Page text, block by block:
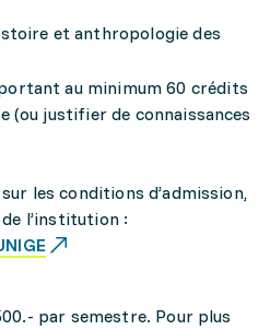
et anthropologie des
au minimum 60 crédits
(ou justifier de connaissances
les conditions d’admission,
l’institution :
par semestre. Pour plus